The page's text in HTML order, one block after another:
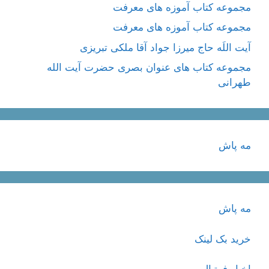
مجموعه کتاب آموزه های معرفت
مجموعه کتاب آموزه های معرفت
آیت اللَه حاج میرزا جواد آقا ملکی تبریزی
مجموعه کتاب های عنوان بصری حضرت آیت الله
طهرانی
مه پاش
مه پاش
خرید بک لینک